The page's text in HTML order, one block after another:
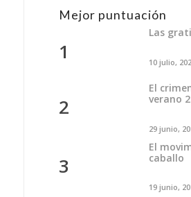
Mejor puntuación
1
Las
10 julio,
2
El
verano 2
29 junio,
3
El
caballo
19 junio,